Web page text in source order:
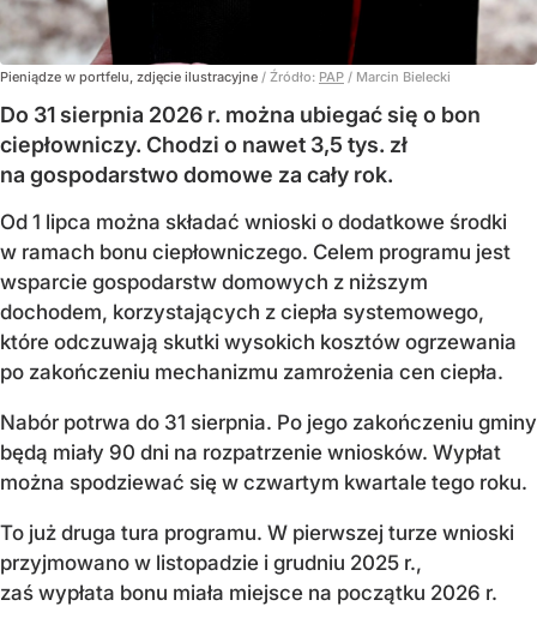
Pieniądze w portfelu, zdjęcie ilustracyjne / Źródło: PAP / Marcin Bielecki
Do 31 sierpnia 2026 r. można ubiegać się o bon
ciepłowniczy. Chodzi o nawet 3,5 tys. zł
na gospodarstwo domowe za cały rok.
Od 1 lipca można składać wnioski o dodatkowe środki
w ramach bonu ciepłowniczego. Celem programu jest
wsparcie gospodarstw domowych z niższym
dochodem, korzystających z ciepła systemowego,
które odczuwają skutki wysokich kosztów ogrzewania
po zakończeniu mechanizmu zamrożenia cen ciepła.
Nabór potrwa do 31 sierpnia. Po jego zakończeniu gminy
będą miały 90 dni na rozpatrzenie wniosków. Wypłat
można spodziewać się w czwartym kwartale tego roku.
To już druga tura programu. W pierwszej turze wnioski
przyjmowano w listopadzie i grudniu 2025 r.,
zaś wypłata bonu miała miejsce na początku 2026 r.